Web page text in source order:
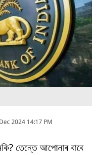
2024 14:17 PM
তেন্তে আপোনাৰ বাবে